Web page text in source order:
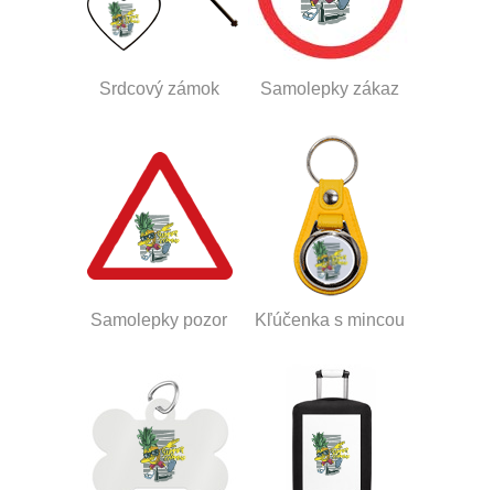
Srdcový zámok Samolepky zákaz
Samolepky pozor Kľúčenka s mincou